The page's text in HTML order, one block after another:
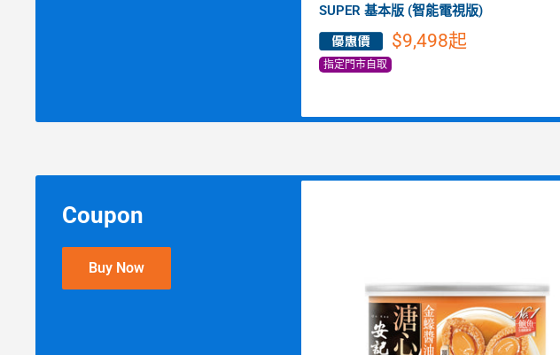
SUPER 基本版 (智能電視版)
$9,498起
指定門市自取
Coupon
Buy Now